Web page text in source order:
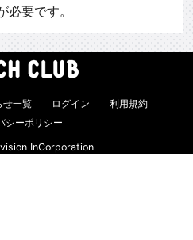
必要です。
せ一覧 ログイン
利用規約
シーポリシー
InCorporation